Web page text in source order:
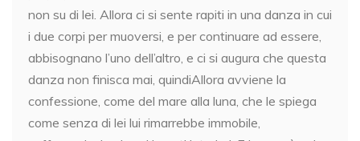
non su di lei. Allora ci si sente rapiti in una danza in cui
i due corpi per muoversi, e per continuare ad essere,
abbisognano l’uno dell’altro, e ci si augura che questa
danza non finisca mai, quindiAllora avviene la
confessione, come del mare alla luna, che le spiega
come senza di lei lui rimarrebbe immobile,